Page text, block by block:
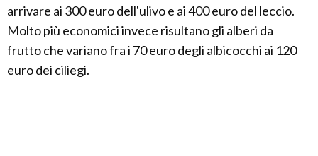
arrivare ai 300 euro dell'ulivo e ai 400 euro del leccio.
Molto più economici invece risultano gli alberi da
frutto che variano fra i 70 euro degli albicocchi ai 120
euro dei ciliegi.